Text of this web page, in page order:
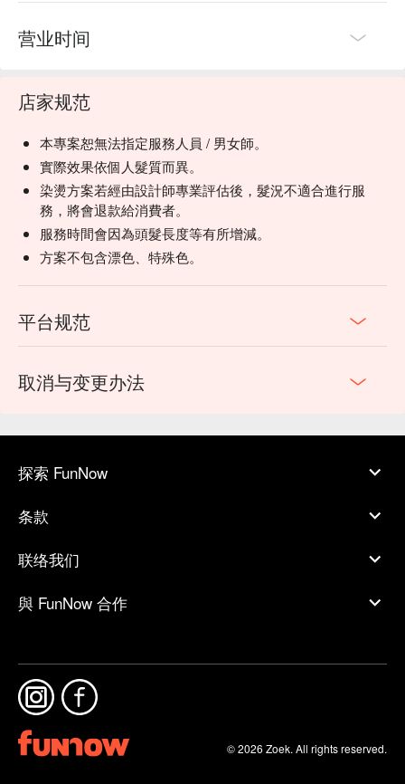
营业时间
店家规范
本專案恕無法指定服務人員 / 男女師。
實際效果依個人髮質而異。
染燙方案若經由設計師專業評估後，髮況不適合進行服
務，將會退款給消費者。
服務時間會因為頭髮長度等有所增減。
方案不包含漂色、特殊色。
平台规范
取消与变更办法
探索 FunNow
条款
联络我们
與 FunNow 合作
© 2026 Zoek. All rights reserved.